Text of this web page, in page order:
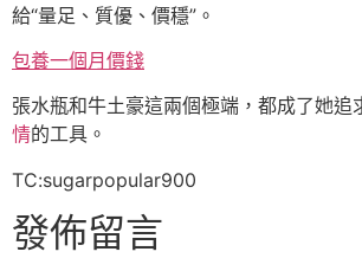
給“量足、質優、價穩”。
包養一個月價錢
張水瓶和牛土豪這兩個極端，都成了她追
情的工具。
TC:sugarpopular900
發佈留言